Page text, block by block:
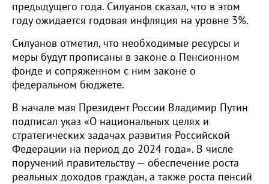
предыдущего года. Силуанов сказал, что в этом
году ожидается годовая инфляция на уровне 3%.
Силуанов отметил, что необходимые ресурсы и
меры будут прописаны в законе о Пенсионном
фонде и сопряженном с ним законе о
федеральном бюджете.
В начале мая Президент России Владимир Путин
подписал указ «О национальных целях и
стратегических задачах развития Российской
Федерации на период до 2024 года». В числе
поручений правительству — обеспечение роста
реальных доходов граждан, а также роста пенсий